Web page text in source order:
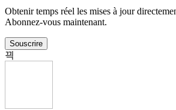
Obtenir temps réel les mises à jour
Abonnez-vous maintenant.
Souscrire